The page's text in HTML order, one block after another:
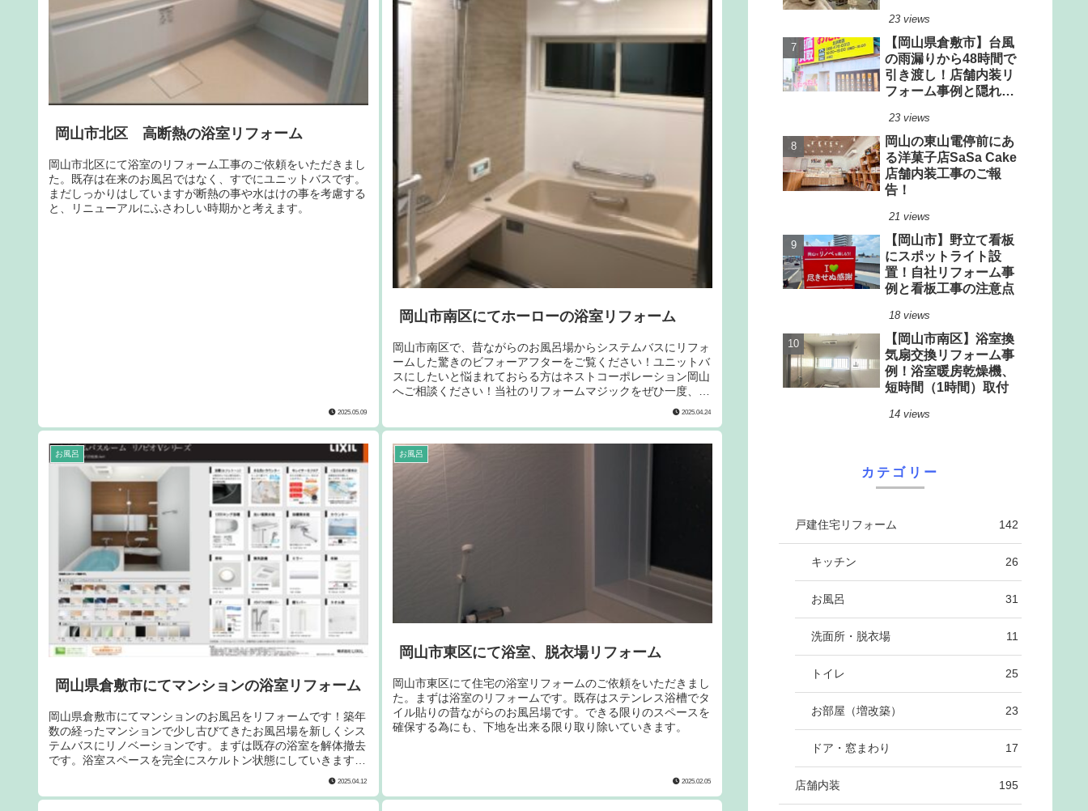
岡山市北区 高断熱の浴室リフォーム
岡山市北区にて浴室のリフォーム工事のご依頼をいただきまし
た。既存は在来のお風呂ではなく、すでにユニットバスです。
まだしっかりはしていますが断熱の事や水はけの事を考慮する
と、リニューアルにふさわしい時期かと考えます。
2025.05.09
岡山市南区にてホーローの浴室リフォーム
岡山市南区で、昔ながらのお風呂場からシステムバスにリフォ
ームした驚きのビフォーアフターをご覧ください！ユニットバ
スにしたいと悩まれておらる方はネストコーポレーション岡山
へご相談ください！当社のリフォームマジックをぜひ一度、体
2025.04.24
お風呂
岡山県倉敷市にてマンションの浴室リフォーム
岡山県倉敷市にてマンションのお風呂をリフォームです！築年
数の経ったマンションで少し古びてきたお風呂場を新しくシス
テムバスにリノベーションです。まずは既存の浴室を解体撤去
です。浴室スペースを完全にスケルトン状態にしていきます。
発生する残材の搬出の際はもちろんエレベーターに全面養生を
す。
2025.04.12
お風呂
岡山市東区にて浴室、脱衣場リフォーム
岡山市東区にて住宅の浴室リフォームのご依頼をいただきまし
た。まずは浴室のリフォームです。既存はステンレス浴槽でタ
イル貼りの昔ながらのお風呂場です。できる限りのスペースを
確保する為にも、下地を出来る限り取り除いていきます。
2025.02.05
23 views
【岡山県倉敷市】台風
の雨漏りから48時間で
引き渡し！店舗内装リ
フォーム事例と隠れた
方
23 views
岡山の東山電停前にあ
る洋菓子店SaSa Cake
店舗内装工事のご報
告！
21 views
【岡山市】野立て看板
にスポットライト設
置！自社リフォーム事
例と看板工事の注意点
18 views
【岡山市南区】浴室換
気扇交換リフォーム事
例！浴室暖房乾燥機、
短時間（1時間）取付
14 views
カテゴリー
戸建住宅リフォーム 142
キッチン 26
お風呂 31
洗面所・脱衣場 11
トイレ 25
お部屋（増改築） 23
ドア・窓まわり 17
店舗内装 195